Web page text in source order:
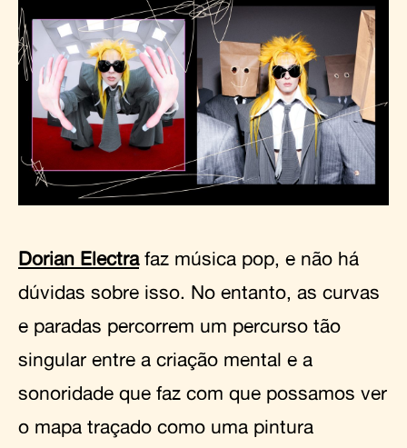
Dorian Electrafaz música pop, e não há
dúvidas sobre isso. No entanto, as curvas
e paradas percorrem um percurso tão
singular entre a criação mental e a
sonoridade que faz com que possamos ver
o mapa traçado como uma pintura